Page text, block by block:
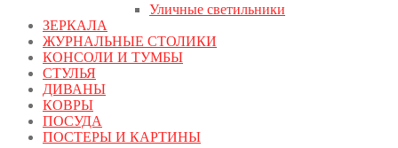
Уличные светильники
ЗЕРКАЛА
ЖУРНАЛЬНЫЕ СТОЛИКИ
КОНСОЛИ И ТУМБЫ
СТУЛЬЯ
ДИВАНЫ
КОВРЫ
ПОСУДА
ПОСТЕРЫ И КАРТИНЫ